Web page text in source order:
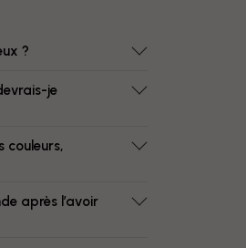
?
je
couleurs,
après l’avoir